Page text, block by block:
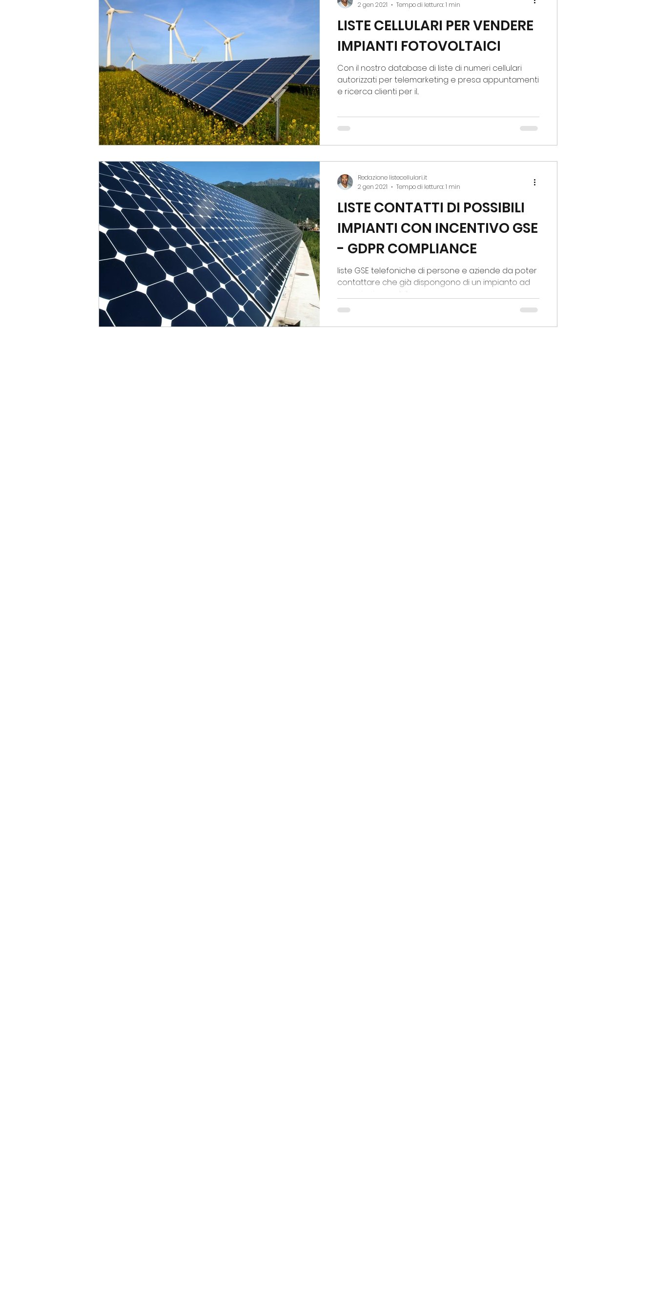
LISTE CELLULARI PER VENDERE
IMPIANTI FOTOVOLTAICI
Con il nostro database di liste di numeri cellulari
autorizzati per telemarketing e presa appuntamenti
e ricerca clienti per il...
2 gen 2021
Tempo di lettura: 1 min
LISTE CONTATTI DI POSSIBILI
IMPIANTI CON INCENTIVO GSE
- GDPR COMPLIANCE
liste GSE telefoniche di persone e aziende da poter
contattare che già dispongono di un impianto ad
energia rinnovabile
Redazione listecellulari.it
2 gen 2021
Tempo di lettura: 1 min